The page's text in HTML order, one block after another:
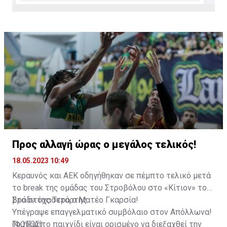
αν έρθει μία πολύ εξαιρετική πρόταση».
Προς αλλαγή ώρας ο μεγάλος τελικός!
18.05.2023 10:49
Κεραυνός και ΑΕΚ οδηγήθηκαν σε πέμπτο τελικό μετά
το break της ομάδας του Στροβόλου στο «Κίτιον» το
βράδυ της Τετάρτης.
Στο στόχαστρο ο Ματέο Γκαρσία!
Υπέγραψε επαγγελματικό συμβόλαιο στον Απόλλωνα!
(ΦΩΤΟΣ)
Το πέμπτο παιχνίδι είναι ορισμένο να διεξαχθεί την